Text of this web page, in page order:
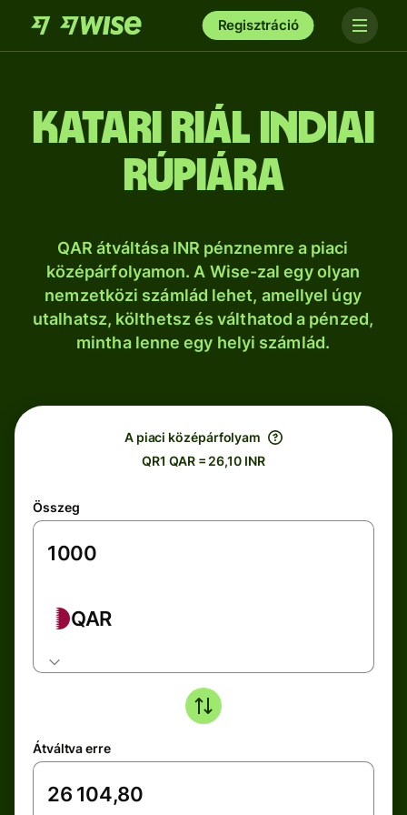
Regisztráció
katari riál indiai
rúpiára
QAR átváltása INR pénznemre a piaci
középárfolyamon. A Wise-zal egy olyan
nemzetközi számlád lehet, amellyel úgy
utalhatsz, költhetsz és válthatod a pénzed,
mintha lenne egy helyi számlád.
A piaci középárfolyam
QR1 QAR = 26,10 INR
Összeg
QAR
Átváltva erre